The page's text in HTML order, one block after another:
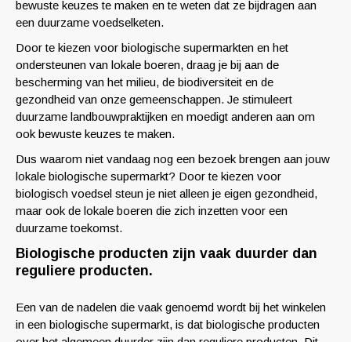
bewuste keuzes te maken en te weten dat ze bijdragen aan
een duurzame voedselketen.
Door te kiezen voor biologische supermarkten en het
ondersteunen van lokale boeren, draag je bij aan de
bescherming van het milieu, de biodiversiteit en de
gezondheid van onze gemeenschappen. Je stimuleert
duurzame landbouwpraktijken en moedigt anderen aan om
ook bewuste keuzes te maken.
Dus waarom niet vandaag nog een bezoek brengen aan jouw
lokale biologische supermarkt? Door te kiezen voor
biologisch voedsel steun je niet alleen je eigen gezondheid,
maar ook de lokale boeren die zich inzetten voor een
duurzame toekomst.
Biologische producten zijn vaak duurder dan
reguliere producten.
Een van de nadelen die vaak genoemd wordt bij het winkelen
in een biologische supermarkt, is dat biologische producten